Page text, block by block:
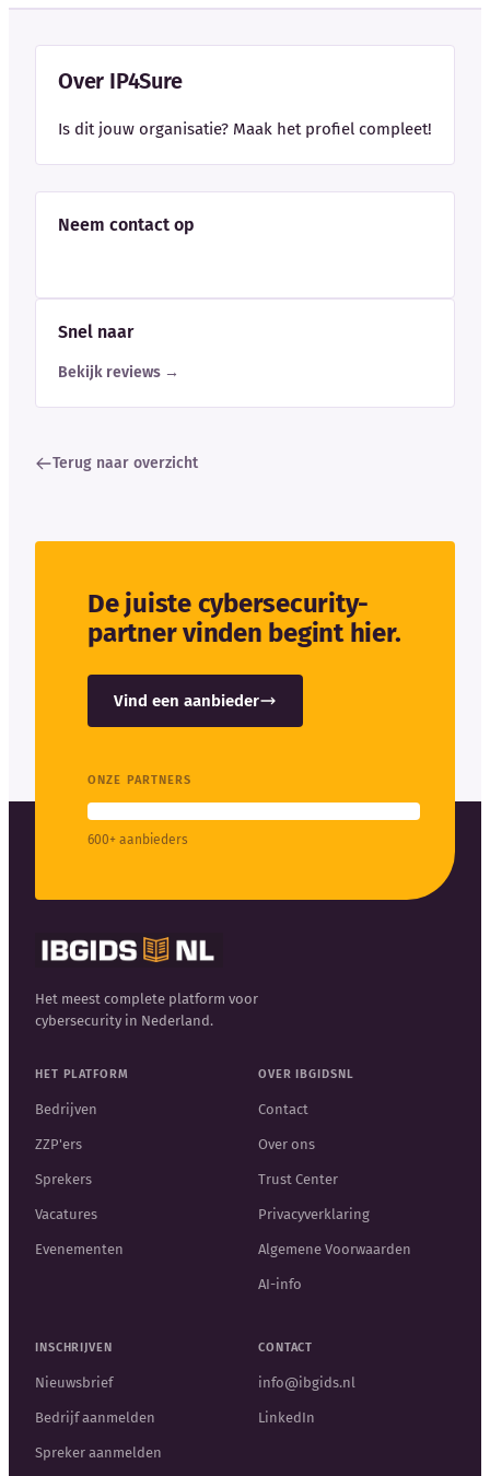
Over IP4Sure
Is dit jouw organisatie? Maak het profiel compleet!
Neem contact op
Snel naar
Bekijk reviews →
Terug naar overzicht
De juiste cybersecurity-
partner vinden begint hier.
Vind een aanbieder
ONZE PARTNERS
600+ aanbieders
Het meest complete platform voor
cybersecurity in Nederland.
HET PLATFORM
Bedrijven
ZZP'ers
Sprekers
Vacatures
Evenementen
OVER IBGIDSNL
Contact
Over ons
Trust Center
Privacyverklaring
Algemene Voorwaarden
AI-info
INSCHRIJVEN
Nieuwsbrief
Bedrijf aanmelden
Spreker aanmelden
CONTACT
info@ibgids.nl
LinkedIn